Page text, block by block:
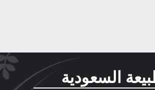
السعودية